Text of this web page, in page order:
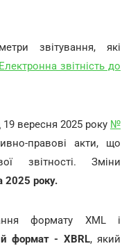
звітування, які
Електронна звітність до
вересня 2025 року №
правові акти, що
звітності. Зміни
2025 року.
формату XML і
формат - XBRL, який